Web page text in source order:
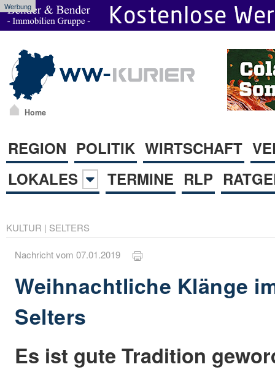
Werbung
Home
REGION POLITIK WIRTSCHAFT
LOKALES
TERMINE RLP
KULTUR | SELTERS
Nachricht vom 07.01.2019
Weihnachtliche Klänge
Selters
Es ist gute Tradition